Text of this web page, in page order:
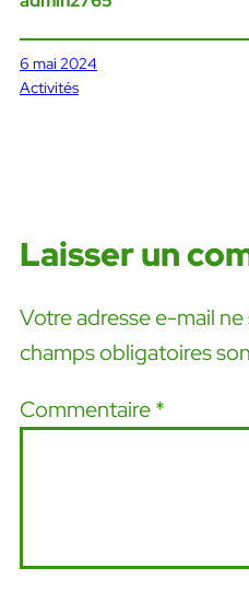
6 mai 2024
Activités
Laisser un
Votre adresse e-mail
champs obligatoires
Commentaire*